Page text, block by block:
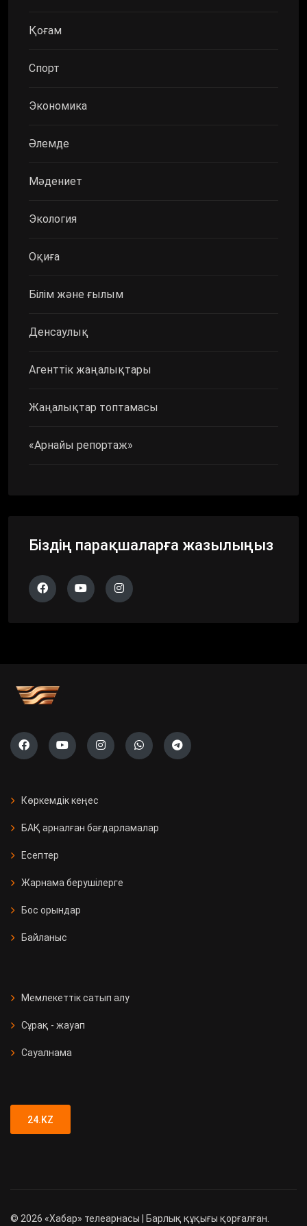
Қоғам
Спорт
Экономика
Әлемде
Мәдениет
Экология
Оқиға
Білім және ғылым
Денсаулық
Агенттік жаңалықтары
Жаңалықтар топтамасы
«Арнайы репортаж»
Біздің парақшаларға жазылыңыз
Көркемдік кеңес
БАҚ арналған бағдарламалар
Есептер
Жарнама берушілерге
Бос орындар
Байланыс
Мемлекеттік сатып алу
Сұрақ - жауап
Сауалнама
24.KZ
© 2026 «Хабар» телеарнасы | Барлық құқығы қорғалған.